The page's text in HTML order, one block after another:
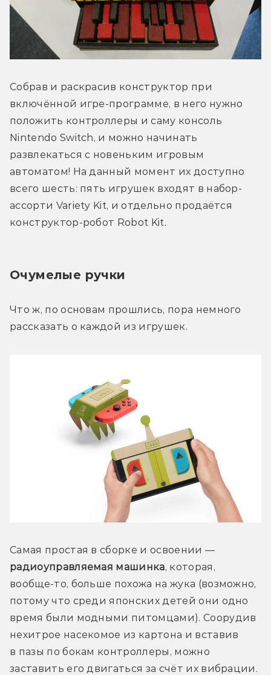
Собрав и раскрасив конструктор при
включённой игре-программе, в него нужно
положить контроллеры и саму консоль
Nintendo Switch, и можно начинать
развлекаться с новеньким игровым
автоматом! На данный момент их доступно
всего шесть: пять игрушек входят в набор-
ассорти Variety Kit, и отдельно продаётся
конструктор-робот Robot Kit.
Очумелые ручки
Что ж, по основам прошлись, пора немного
рассказать о каждой из игрушек.
радиоуправляемая машинка, которая,
вообще-то, больше похожа на жука (возможно,
потому что среди японских детей они одно
время были модными питомцами). Соорудив
нехитрое насекомое из картона и вставив
в пазы по бокам контроллеры, можно
заставить его двигаться за счёт их вибрации.